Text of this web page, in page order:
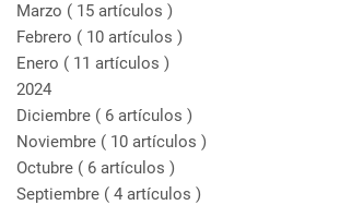
Marzo ( 15 artículos )
Febrero ( 10 artículos )
Enero ( 11 artículos )
2024
Diciembre ( 6 artículos )
Noviembre ( 10 artículos )
Octubre ( 6 artículos )
Septiembre ( 4 artículos )